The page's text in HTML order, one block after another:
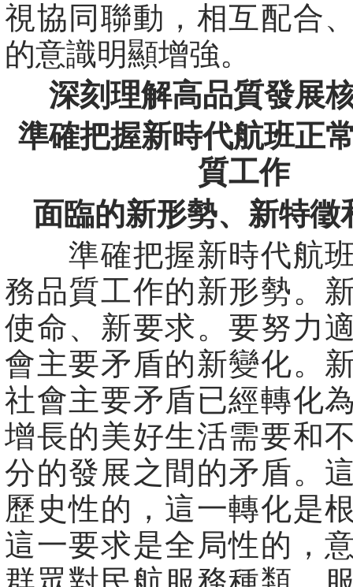
視協同聯動，相互配合
的意識明顯增強。
深刻理解高品質發展
準確把握新時代航班正
質工作
面臨的新形勢、新特徵
準確把握新時代航班
務品質工作的新形勢。
使命、新要求。要努力
會主要矛盾的新變化。
社會主要矛盾已經轉化
增長的美好生活需要和
分的發展之間的矛盾。
歷史性的，這一轉化是
這一要求是全局性的，